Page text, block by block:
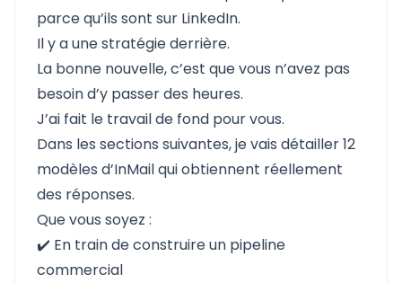
parce qu’ils sont sur LinkedIn.
Il y a une stratégie derrière.
La bonne nouvelle, c’est que vous n’avez pas
besoin d’y passer des heures.
J’ai fait le travail de fond pour vous.
Dans les sections suivantes, je vais détailler 12
modèles d’InMail qui obtiennent réellement
des réponses.
Que vous soyez :
✔️ En train de construire un pipeline
commercial